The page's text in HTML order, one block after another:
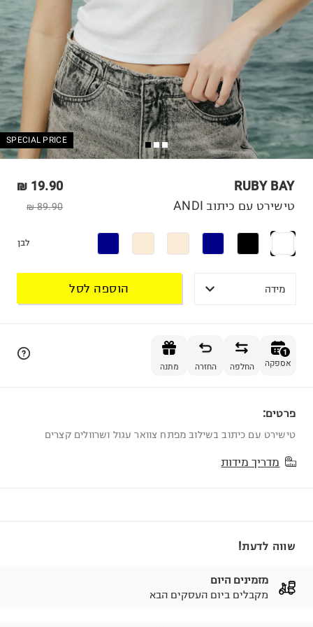
SPECIAL PRICE
RUBY BAY
19.90 ₪
89.90 ₪ טישירט עם כיתוב ANDI
לבן
מידה הוספה לסל
1
אספקה החלפה החזרה מתנה
פרטים:
טישירט עם כיתוב בשילוב מפתח צוואר עגול ושרוולים קצרים
מדריך מידות
שווה לדעת!
מזמינים היום
מקבלים ביום העסקים הבא